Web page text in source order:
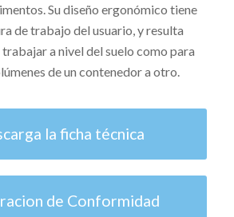
Su diseño ergonómico tiene
de trabajo del usuario, y resulta
a nivel del suelo como para
de un contenedor a otro.
la ficha técnica
de Conformidad